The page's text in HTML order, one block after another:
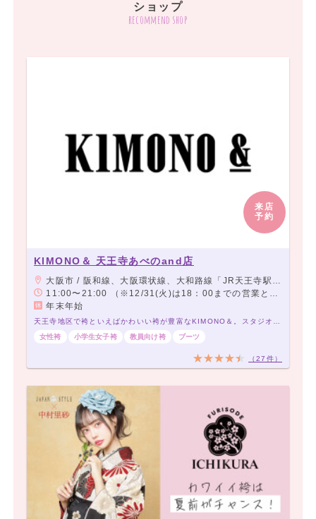
ショップ
recommend shop
来店
予約
KIMONO＆ 天王寺あべのand店
大阪市 / 阪和線、大阪環状線、大和路線「JR天王寺駅」下車「ミオステーション1F中央口」より徒歩5分。 大阪メトロ御堂筋線「天王寺駅」下車「西改札」より徒歩5分。 大阪メトロ谷町線「阿部野駅」下車「北改札、1番出口」より徒歩3分。 阪堺電車「阿部野駅」下車徒歩3分。
11:00〜21:00 （※12/31(火)は18：00までの営業となります。この日の予約受付可能時間は16：30までとなります。）
年末年始
女性袴
小学生女子袴 教員向け袴 ブーツ
（27件）